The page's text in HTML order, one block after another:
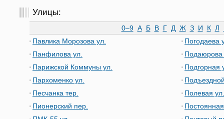
Улицы:
0–9 А Б В Г Д Ж З И К Л
Павлика Морозова ул.
Панфилова ул.
Парижской Коммуны ул.
Пархоменко ул.
Песчанка тер.
Пионерский пер.
Погодаева
Подаюрова
Подгорная
Полевая ул.